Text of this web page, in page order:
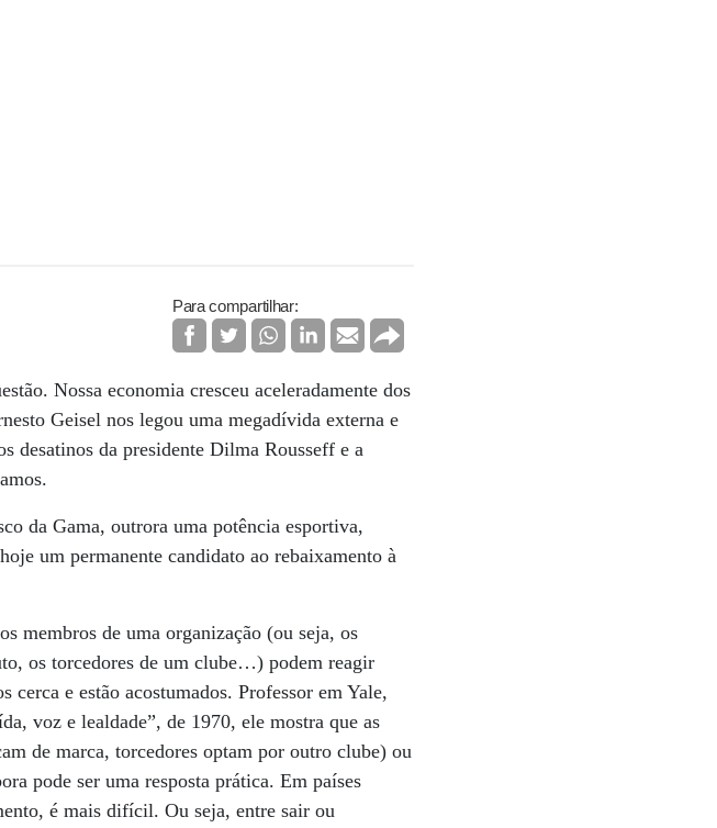
Para compartilhar:
Nossa economia cresceu aceleradamente dos
Geisel nos legou uma megadívida externa e
desatinos da presidente Dilma Rousseff e a
da Gama, outrora uma potência esportiva,
um permanente candidato ao rebaixamento à
membros de uma organização (ou seja, os
os torcedores de um clube…) podem reagir
cerca e estão acostumados. Professor em Yale,
voz e lealdade”, de 1970, ele mostra que as
de marca, torcedores optam por outro clube) ou
pode ser uma resposta prática. Em países
é mais difícil. Ou seja, entre sair ou